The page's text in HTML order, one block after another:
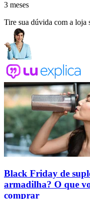
3 meses
Tire sua dúvida com a loja
Black Friday de
armadilha? O que
comprar